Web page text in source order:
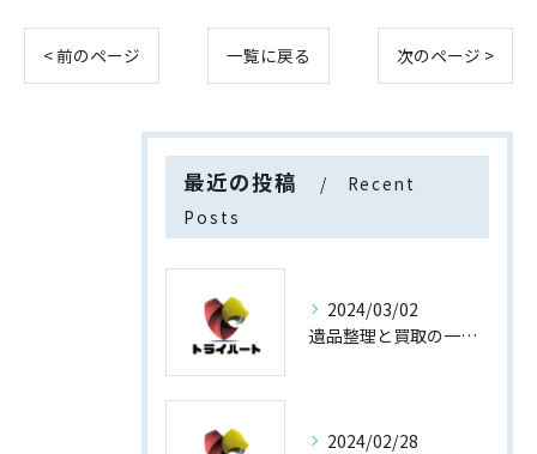
< 前のページ 一覧に戻る 次のページ >
最近の投稿
Recent
Posts
2024/03/02
遺品整理と買取の一石二鳥
2024/02/28